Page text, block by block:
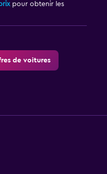
pour obtenir les
de voitures